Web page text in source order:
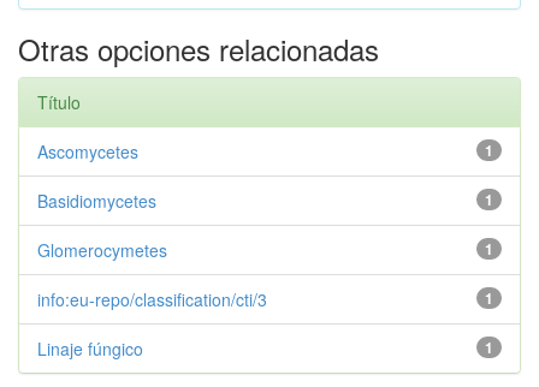
Otras opciones relacionadas
Título
1
Ascomycetes
1
Basidiomycetes
1
Glomerocymetes
1
info:eu-repo/classification/cti/3
1
Linaje fúngico